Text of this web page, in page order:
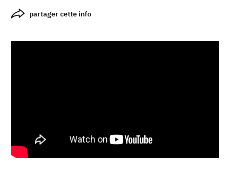
partager cette info